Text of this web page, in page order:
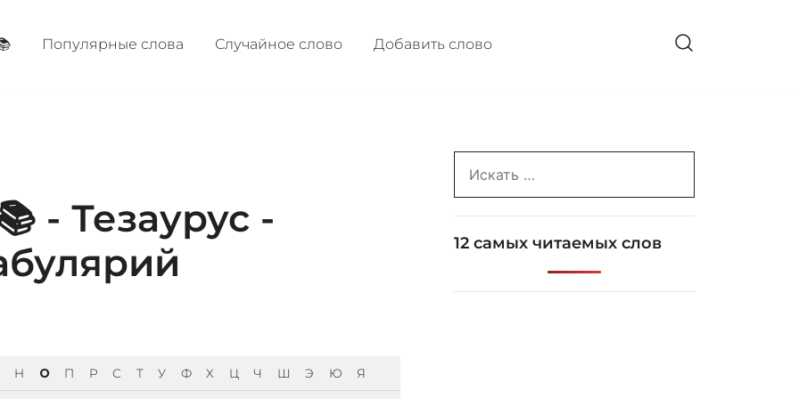
Популярные cлова Случайное слово Добавить слово
- Тезаурус -
Н О П Р С Т У Ф Х Ц Ч Ш Э Ю Я
for:
12 самых читаемых слов